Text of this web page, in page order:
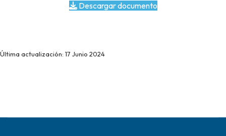
Descargar documento
Última actualización: 17 Junio 2024